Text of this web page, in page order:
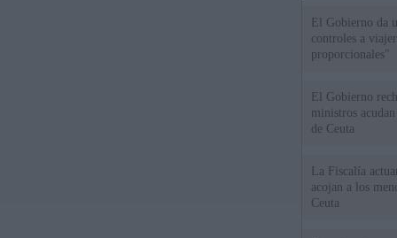
El Gobierno da
controles a
proporcionales"
El Gobierno
ministros
de Ceuta
La Fiscalía
acojan a los
Ceuta